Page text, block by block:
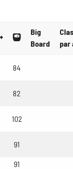
Big
Board
par
84
82
102
91
91